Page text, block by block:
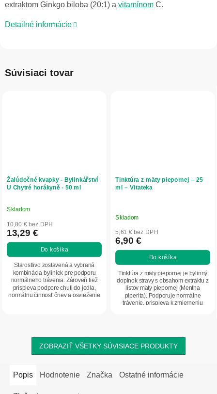
extraktom Ginkgo biloba (20:1) a vitamínom C.
Detailné informácie
Súvisiaci tovar
Žalúdočné kvapky - Bylinkářství
U Chytré horákyně - 50 ml
Priemerné
hodnotenie
produktu
je
5,0
hviezdičiek.
Skladom
10,80 € bez DPH
13,29 €
Do košíka
Starostlivo zostavená a vybraná
kombinácia byliniek pre podporu
normálneho trávenia. Zároveň tiež
prispieva podpore chuti do jedla,
normálnu činnosť čriev a osvieženie
Tinktúra z mäty piepornej – 25
ml – Vitateka
Skladom
5,61 € bez DPH
6,90 €
Do košíka
Tinktúra z mäty piepornej je bylinný
doplnok stravy s obsahom extraktu z
listov mäty piepornej (Mentha
piperita). Podporuje normálne
trávenie, prispieva k zmierneniu
ZOBRAZIŤ VŠETKY SÚVISIACE PRODUKTY
Popis Hodnotenie Značka Ostatné informácie